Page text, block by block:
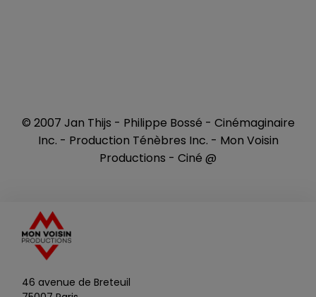
© 2007 Jan Thijs - Philippe Bossé - Cinémaginaire
Inc. - Production Ténèbres Inc. - Mon Voisin
Productions - Ciné @
46 avenue de Breteuil